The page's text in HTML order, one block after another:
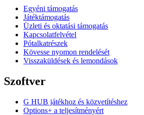
Egyéni támogatás
Játéktámogatás
Üzleti és oktatási támogatás
Kapcsolatfelvétel
Pótalkatrészek
Kövesse nyomon rendelését
Visszaküldések és lemondások
Szoftver
G HUB játékhoz és közvetítéshez
Options+ a teljesítményért